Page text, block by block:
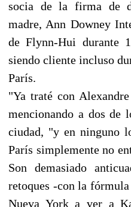
socia de la firma de
madre, Ann Downey
de Flynn-Hui durante
siendo cliente incluso
París.
"Ya traté con
mencionando a dos de
ciudad, "y en ninguno
París simplemente no
Son demasiado
retoques -con la
Nueva York a ver a